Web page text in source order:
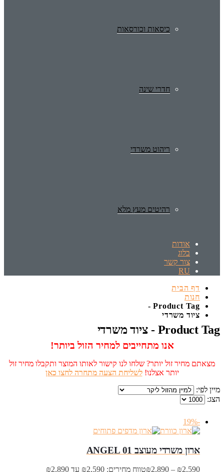
כיסאות וכורסאות
חדרי שינה
ריהוט משרדי
רהיטים מעץ מלא
אודות
בלוג
צור קשר
RU
דף הבית
חנות
Product Tag -
ציוד משרדי
Product Tag - ציוד משרדי
אנו מתחייבים למחיר הזול ביותר!
מצאתם מחיר זול יותר? שלחו לנו קישור לאותו המוצר ותקבלו מחיר זול
יותר אצלנו!לשליחת הצעה מתחרה לחצו כאן
מיין לפי:
הצג:
-19%
ארון משרדי מעוצב ANGEL 01
₪2,590
–
₪2,890 טווח מחירים: ⁦₪2,590⁩ עד ⁦₪2,890⁩